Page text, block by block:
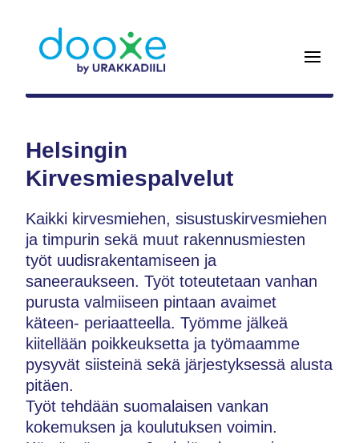
Helsingin
Kirvesmiespalvelut
Kaikki kirvesmiehen, sisustuskirvesmiehen
ja timpurin sekä muut rakennusmiesten
työt uudisrakentamiseen ja
saneeraukseen. Työt toteutetaan vanhan
purusta valmiiseen pintaan avaimet
käteen- periaatteella. Työmme jälkeä
kiitellään poikkeuksetta ja työmaamme
pysyvät siisteinä sekä järjestyksessä alusta
pitäen.
Työt tehdään suomalaisen vankan
kokemuksen ja koulutuksen voimin.